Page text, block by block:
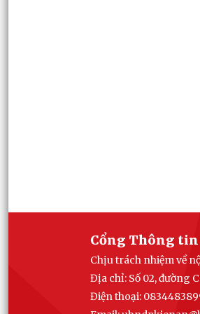
Cổng Thông tin
Chịu trách nhiệm về
Địa chỉ: Số 02, đường
Điện thoại: